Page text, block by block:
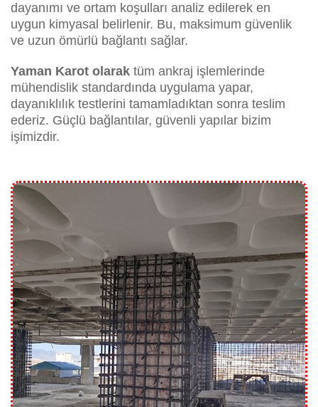
dayanımı ve ortam koşulları analiz edilerek en
uygun kimyasal belirlenir. Bu, maksimum güvenlik
ve uzun ömürlü bağlantı sağlar.
Yaman Karot olarak tüm ankraj işlemlerinde
mühendislik standardında uygulama yapar,
dayanıklılık testlerini tamamladıktan sonra teslim
ederiz. Güçlü bağlantılar, güvenli yapılar bizim
işimizdir.